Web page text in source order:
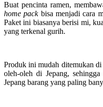
Buat pencinta ramen,
home packbisa menjadi cara
Paket ini biasanya berisi mi,
yang terkenal gurih.
Produk ini mudah ditemukan
oleh-oleh di Jepang,
Jepang barang yang paling